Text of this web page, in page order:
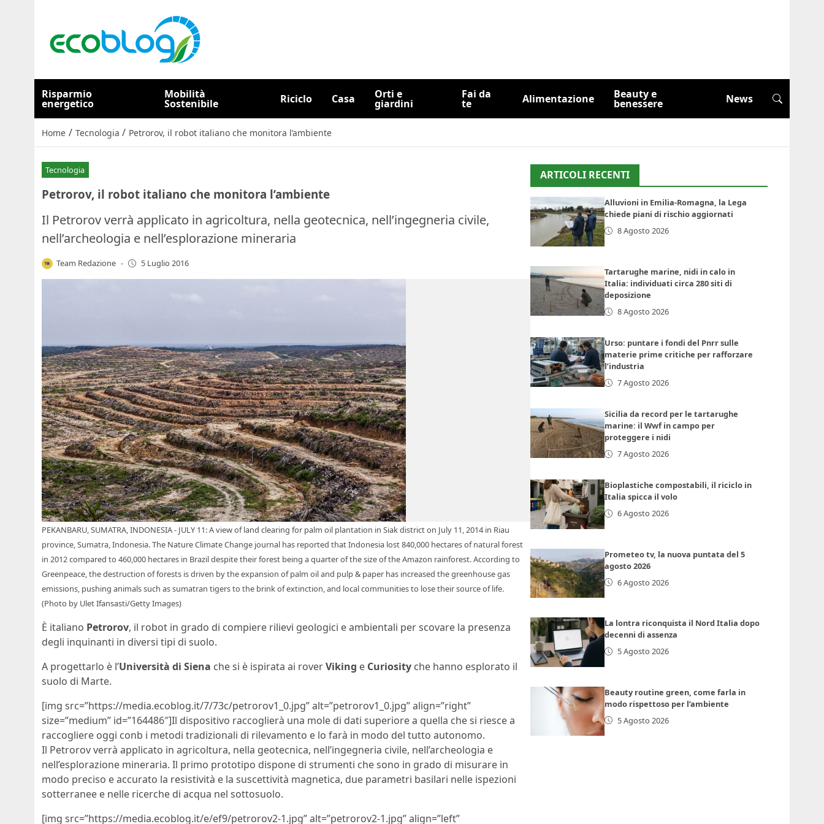
Risparmio
energetico
Mobilità
Sostenibile Riciclo Casa Orti e
giardini
Fai da
te Alimentazione Beauty e
benessere News
Home / Tecnologia / Petrorov, il robot italiano che monitora l’ambiente
Tecnologia
Petrorov, il robot italiano che monitora l’ambiente
Il Petrorov verrà applicato in agricoltura, nella geotecnica, nell’ingegneria civile,
nell’archeologia e nell’esplorazione mineraria
Team Redazione - 5 Luglio 2016
PEKANBARU, SUMATRA, INDONESIA - JULY 11: A view of land clearing for palm oil plantation in Siak district on July 11, 2014 in Riau
province, Sumatra, Indonesia. The Nature Climate Change journal has reported that Indonesia lost 840,000 hectares of natural forest
in 2012 compared to 460,000 hectares in Brazil despite their forest being a quarter of the size of the Amazon rainforest. According to
Greenpeace, the destruction of forests is driven by the expansion of palm oil and pulp & paper has increased the greenhouse gas
emissions, pushing animals such as sumatran tigers to the brink of extinction, and local communities to lose their source of life.
(Photo by Ulet Ifansasti/Getty Images)
È italiano Petrorov, il robot in grado di compiere rilievi geologici e ambientali per scovare la presenza
degli inquinanti in diversi tipi di suolo.
A progettarlo è l’Università di Siena che si è ispirata ai roverViking e Curiosity che hanno esplorato il
suolo di Marte.
[img src=”https://media.ecoblog.it/7/73c/petrorov1_0.jpg” alt=”petrorov1_0.jpg” align=”right”
size=”medium” id=”164486″]Il dispositivo raccoglierà una mole di dati superiore a quella che si riesce a
raccogliere oggi conb i metodi tradizionali di rilevamento e lo farà in modo del tutto autonomo.
Il Petrorov verrà applicato in agricoltura, nella geotecnica, nell’ingegneria civile, nell’archeologia e
nell’esplorazione mineraria. Il primo prototipo dispone di strumenti che sono in grado di misurare in
modo preciso e accurato la resistività e la suscettività magnetica, due parametri basilari nelle ispezioni
sotterranee e nelle ricerche di acqua nel sottosuolo.
[img src=”https://media.ecoblog.it/e/ef9/petrorov2-1.jpg” alt=”petrorov2-1.jpg” align=”left”
ARTICOLI RECENTI
Alluvioni in Emilia-Romagna, la Lega
chiede piani di rischio aggiornati
8 Agosto 2026
Tartarughe marine, nidi in calo in
Italia: individuati circa 280 siti di
deposizione
8 Agosto 2026
Urso: puntare i fondi del Pnrr sulle
materie prime critiche per rafforzare
l’industria
7 Agosto 2026
Sicilia da record per le tartarughe
marine: il Wwf in campo per
proteggere i nidi
7 Agosto 2026
Bioplastiche compostabili, il riciclo in
Italia spicca il volo
6 Agosto 2026
Prometeo tv, la nuova puntata del 5
agosto 2026
6 Agosto 2026
La lontra riconquista il Nord Italia dopo
decenni di assenza
5 Agosto 2026
Beauty routine green, come farla in
modo rispettoso per l’ambiente
5 Agosto 2026